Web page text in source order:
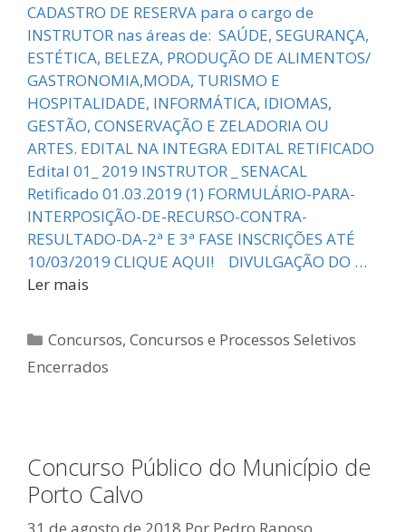
CADASTRO DE RESERVA para o cargo de
INSTRUTOR nas áreas de: SAÚDE, SEGURANÇA,
ESTÉTICA, BELEZA, PRODUÇÃO DE ALIMENTOS/
GASTRONOMIA,MODA, TURISMO E
HOSPITALIDADE, INFORMÁTICA, IDIOMAS,
GESTÃO, CONSERVAÇÃO E ZELADORIA OU
ARTES. EDITAL NA INTEGRA EDITAL RETIFICADO
Edital 01_ 2019 INSTRUTOR _ SENACAL
Retificado 01.03.2019 (1) FORMULÁRIO-PARA-
INTERPOSIÇÃO-DE-RECURSO-CONTRA-
RESULTADO-DA-2ª E 3ª FASE INSCRIÇÕES ATÉ
10/03/2019 CLIQUE AQUI! DIVULGAÇÃO DO …
Ler mais
Categorias
Concursos,Concursos e Processos Seletivos
Encerrados
Concurso Público do Município de
Porto Calvo